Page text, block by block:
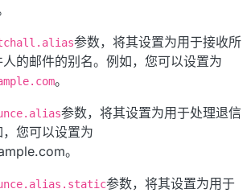
参数，将其设置为用于接收所
的邮件的别名。例如，您可以设置为
。
参数，将其设置为用于处理退信
您可以设置为
。
参数，将其设置为用于